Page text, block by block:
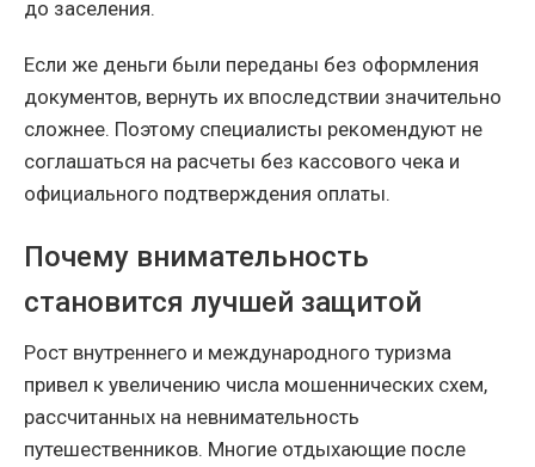
до заселения.
Если же деньги были переданы без оформления
документов, вернуть их впоследствии значительно
сложнее. Поэтому специалисты рекомендуют не
соглашаться на расчеты без кассового чека и
официального подтверждения оплаты.
Почему внимательность
становится лучшей защитой
Рост внутреннего и международного туризма
привел к увеличению числа мошеннических схем,
рассчитанных на невнимательность
путешественников. Многие отдыхающие после